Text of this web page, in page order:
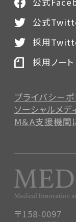
〒158-0097
プライバシーポ
ソーシャルメデ
M＆A支援機関
公式
採用
採用ノート